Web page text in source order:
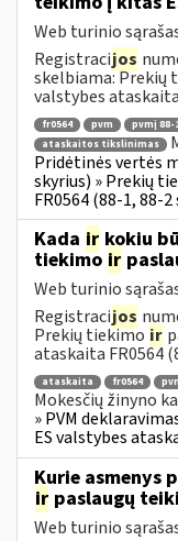
Web turinio
Registracijos
skelbiama: Prekių
valstybes
fr0564 pvm pvmį 88-
ataskaitos tikslinimas
Pridėtinės vertės
skyrius) » Prekių
FR0564 (88-1, 88-2
Kada ir kokiu
tiekimo ir
Web turinio
Registracijos
Prekių tiekimo ir
ataskaita FR0564
ataskaita fr0564
Mokesčių žinyno
» PVM
ES valstybes
Kurie
ir paslaugų
Web turinio